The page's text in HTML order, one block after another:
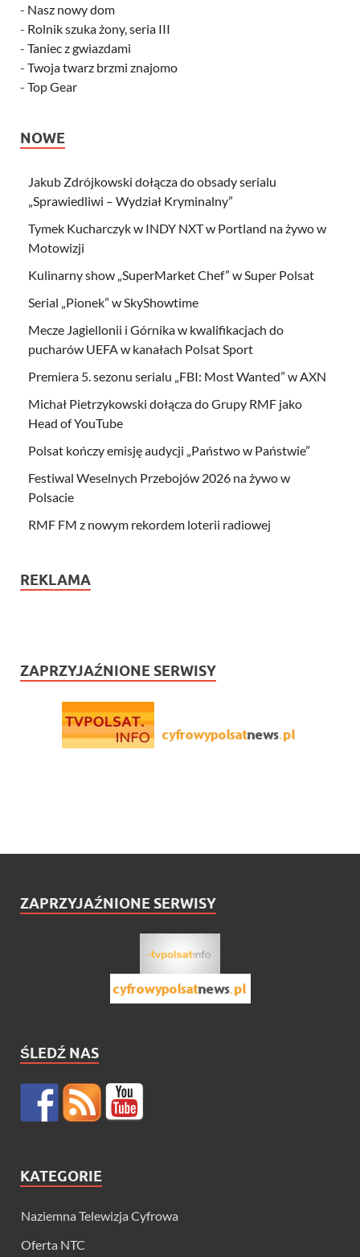
- Nasz nowy dom
- Rolnik szuka żony, seria III
- Taniec z gwiazdami
- Twoja twarz brzmi znajomo
- Top Gear
NOWE
Jakub Zdrójkowski dołącza do obsady serialu
„Sprawiedliwi – Wydział Kryminalny”
Tymek Kucharczyk w INDY NXT w Portland na żywo w
Motowizji
Kulinarny show „SuperMarket Chef” w Super Polsat
Serial „Pionek” w SkyShowtime
Mecze Jagiellonii i Górnika w kwalifikacjach do
pucharów UEFA w kanałach Polsat Sport
Premiera 5. sezonu serialu „FBI: Most Wanted” w AXN
Michał Pietrzykowski dołącza do Grupy RMF jako
Head of YouTube
Polsat kończy emisję audycji „Państwo w Państwie”
Festiwal Weselnych Przebojów 2026 na żywo w
Polsacie
RMF FM z nowym rekordem loterii radiowej
REKLAMA
ZAPRZYJAŹNIONE SERWISY
ZAPRZYJAŹNIONE SERWISY
ŚLEDŹ NAS
KATEGORIE
Naziemna Telewizja Cyfrowa
Oferta NTC